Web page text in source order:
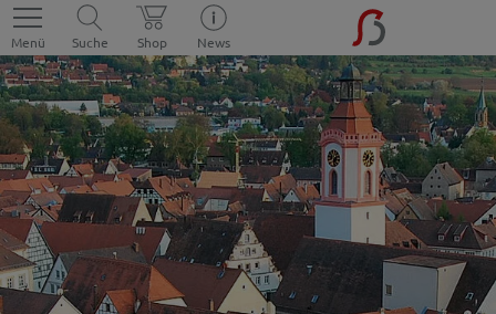
Menü Suche Shop News